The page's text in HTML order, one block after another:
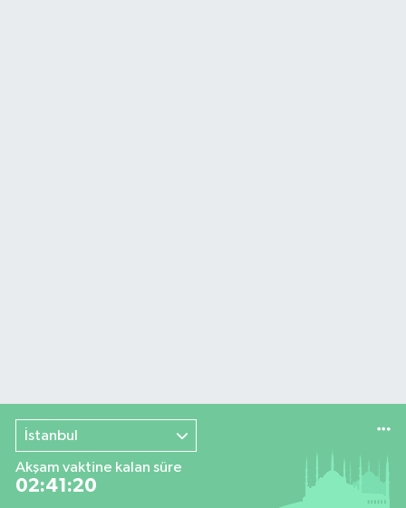
İstanbul
Akşam vaktine kalan süre
02:41:19